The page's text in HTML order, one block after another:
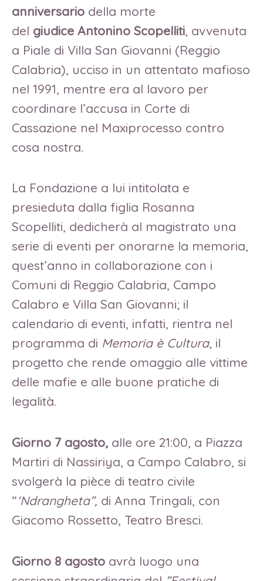
anniversario della morte
del giudice Antonino Scopelliti, avvenuta
a Piale di Villa San Giovanni (Reggio
Calabria), ucciso in un attentato mafioso
nel 1991, mentre era al lavoro per
coordinare l’accusa in Corte di
Cassazione nel Maxiprocesso contro
cosa nostra.
La Fondazione a lui intitolata e
presieduta dalla figlia Rosanna
Scopelliti, dedicherà al magistrato una
serie di eventi per onorarne la memoria,
quest’anno in collaborazione con i
Comuni di Reggio Calabria, Campo
Calabro e Villa San Giovanni; il
calendario di eventi, infatti, rientra nel
programma di Memoria è Cultura, il
progetto che rende omaggio alle vittime
delle mafie e alle buone pratiche di
legalità.
Giorno 7 agosto, alle ore 21:00, a Piazza
Martiri di Nassiriya, a Campo Calabro, si
svolgerà la pièce di teatro civile
“‘Ndrangheta”, di Anna Tringali, con
Giacomo Rossetto, Teatro Bresci.
Giorno 8 agosto avrà luogo una